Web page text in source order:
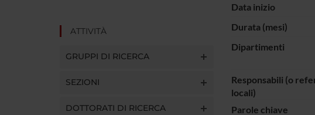
ATTIVITÀ
GRUPPI DI RICERCA
SEZIONI
DOTTORATI DI RICERCA
Data inizio
Durata (mesi)
Dipartimenti
Responsabili (o
locali)
Parole chiave